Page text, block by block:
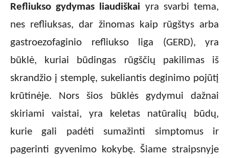
Refliukso gydymas liaudiškai yra svarbi tema,
nes refliuksas, dar žinomas kaip rūgštys arba
gastroezofaginio refliukso liga (GERD), yra
būklė, kuriai būdingas rūgščių pakilimas iš
skrandžio į stemplę, sukeliantis deginimo pojūtį
krūtinėje. Nors šios būklės gydymui dažnai
skiriami vaistai, yra keletas natūralių būdų,
kurie gali padėti sumažinti simptomus ir
pagerinti gyvenimo kokybę. Šiame straipsnyje